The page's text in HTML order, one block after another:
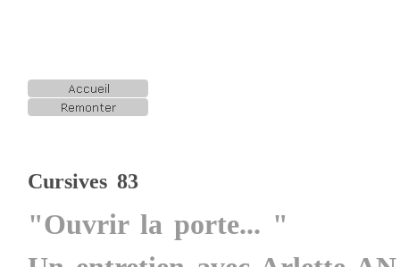
Cursives 83
"Ouvrir la porte... "